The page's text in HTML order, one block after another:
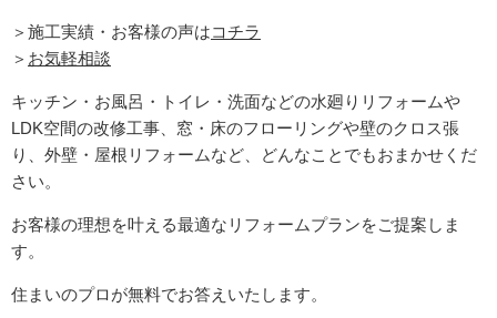
＞施工実績・お客様の声はコチラ
＞ お気軽相談
キッチン・お風呂・トイレ・洗面などの水廻りリフォームや
LDK空間の改修工事、窓・床のフローリングや壁のクロス張
り、外壁・屋根リフォームなど、どんなことでもおまかせくだ
さい。
お客様の理想を叶える最適なリフォームプランをご提案しま
す。
住まいのプロが無料でお答えいたします。